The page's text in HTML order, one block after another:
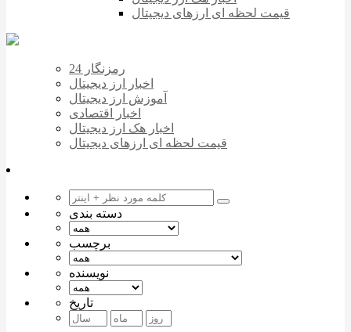
قیمت لحظه ای ارزهای دیجیتال
رمزنگار 24
اخبار ارز دیجیتال
آموزش ارز دیجیتال
اخبار اقتصادی
اخبار هک ارز دیجیتال
قیمت لحظه ای ارزهای دیجیتال
دسته بندی
برچسب
نویسنده
تاریخ